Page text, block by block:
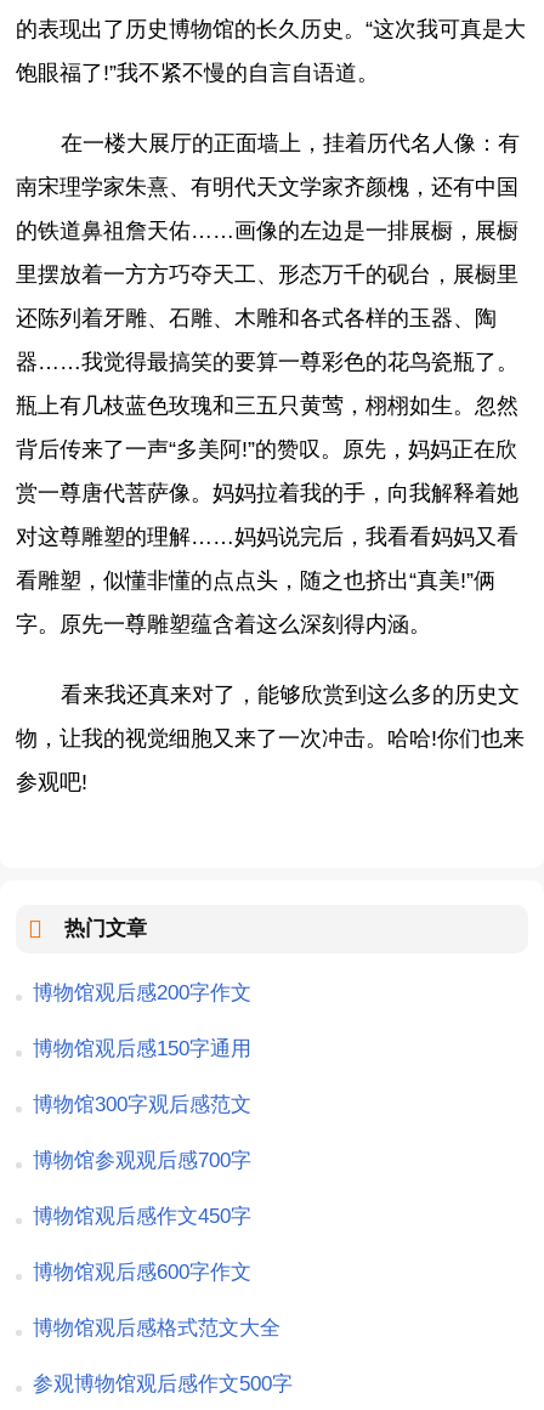
的表现出了历史博物馆的长久历史。“这次我可真是大
饱眼福了!”我不紧不慢的自言自语道。
在一楼大展厅的正面墙上，挂着历代名人像：有
南宋理学家朱熹、有明代天文学家齐颜槐，还有中国
的铁道鼻祖詹天佑……画像的左边是一排展橱，展橱
里摆放着一方方巧夺天工、形态万千的砚台，展橱里
还陈列着牙雕、石雕、木雕和各式各样的玉器、陶
器……我觉得最搞笑的要算一尊彩色的花鸟瓷瓶了。
瓶上有几枝蓝色玫瑰和三五只黄莺，栩栩如生。忽然
背后传来了一声“多美阿!”的赞叹。原先，妈妈正在欣
赏一尊唐代菩萨像。妈妈拉着我的手，向我解释着她
对这尊雕塑的理解……妈妈说完后，我看看妈妈又看
看雕塑，似懂非懂的点点头，随之也挤出“真美!”俩
字。原先一尊雕塑蕴含着这么深刻得内涵。
看来我还真来对了，能够欣赏到这么多的历史文
物，让我的视觉细胞又来了一次冲击。哈哈!你们也来
参观吧!
热门文章
博物馆观后感200字作文
博物馆观后感150字通用
博物馆300字观后感范文
博物馆参观观后感700字
博物馆观后感作文450字
博物馆观后感600字作文
博物馆观后感格式范文大全
参观博物馆观后感作文500字